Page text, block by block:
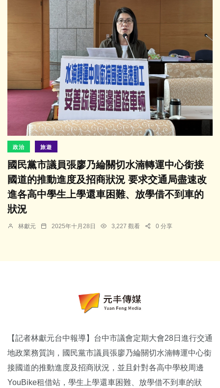
政治 旅遊
國民黨市議員張廖乃綸關切水湳轉運中心銜接
國道的推動進度及招商狀況 要求交通局盡速改
進各高中學生上學還車困難、放學借不到車的
狀況
林獻元 2025年十月28日 3,227 觀看 0 分享
【記者林獻元台中報導】台中市議會定期大會28日進行交通
地政業務質詢，國民黨市議員張廖乃綸關切水湳轉運中心銜
接國道的推動進度及招商狀況，並且針對各高中學校周邊
YouBike租借站，學生上學還車困難、放學借不到車的狀